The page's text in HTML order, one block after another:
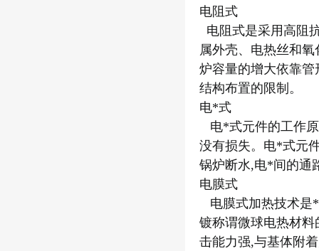
电阻式
电阻式是采用高阻
属外壳、电热丝和
炉容量的增大依靠
结构布置的限制。
电*式
电*式元件的工作
没有损失。电*式元
锅炉断水,电*间的通
电膜式
电膜式加热技术是
镀称谓微球电热材
击能力强,与基体附